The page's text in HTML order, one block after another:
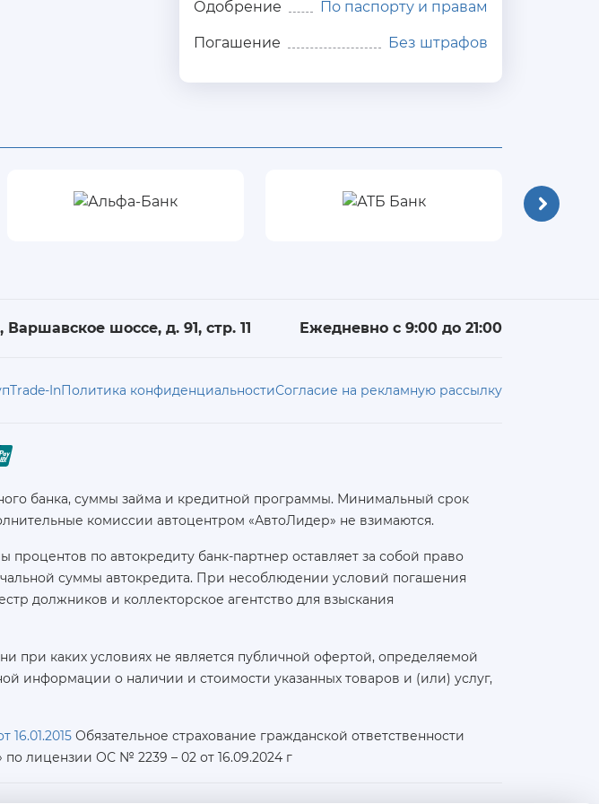
Одобрение По паспорту и правам
Погашение Без штрафов
Варшавское шоссе, д. 91, стр. 11 Ежедневно с 9:00 до 21:00
Trade-InПолитика конфиденциальностиСогласие на рекламную рассылку
банка, суммы займа и кредитной программы. Минимальный срок
комиссии автоцентром «АвтоЛидер» не взимаются.
по автокредиту банк-партнер оставляет за собой право
суммы автокредита. При несоблюдении условий погашения
должников и коллекторское агентство для взыскания
при каких условиях не является публичной офертой, определяемой
информации о наличии и стоимости указанных товаров и (или) услуг,
Обязательное страхование гражданской ответственности
по лицензии ОС № 2239 – 02 от 16.09.2024 г